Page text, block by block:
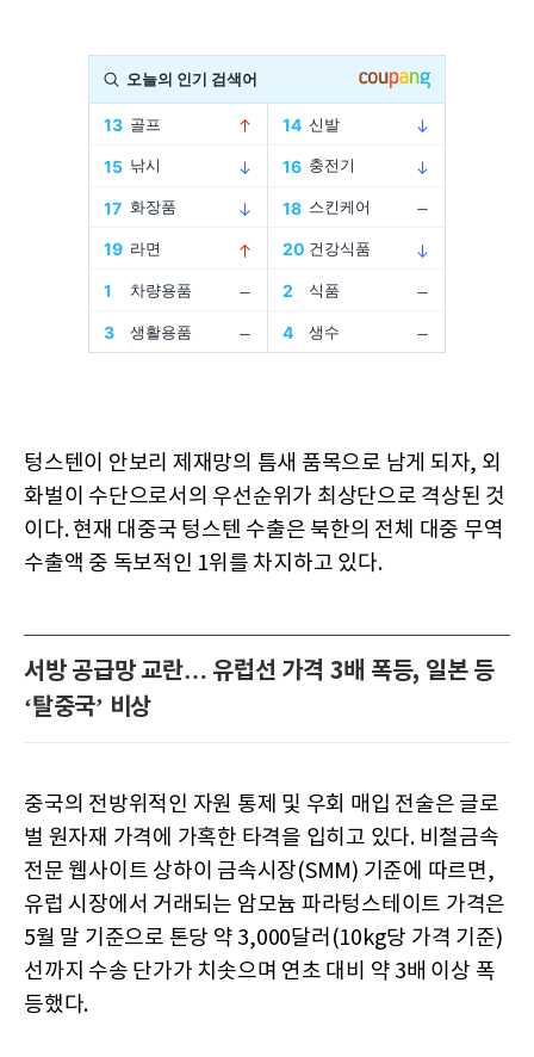
텅스텐이 안보리 제재망의 틈새 품목으로 남게 되자, 외
화벌이 수단으로서의 우선순위가 최상단으로 격상된 것
이다. 현재 대중국 텅스텐 수출은 북한의 전체 대중 무역
수출액 중 독보적인 1위를 차지하고 있다.
서방 공급망 교란… 유럽선 가격 3배 폭등, 일본 등
‘탈중국’ 비상
중국의 전방위적인 자원 통제 및 우회 매입 전술은 글로
벌 원자재 가격에 가혹한 타격을 입히고 있다. 비철금속
전문 웹사이트 상하이 금속시장(SMM) 기준에 따르면,
유럽 시장에서 거래되는 암모늄 파라텅스테이트 가격은
5월 말 기준으로 톤당 약 3,000달러(10kg당 가격 기준)
선까지 수송 단가가 치솟으며 연초 대비 약 3배 이상 폭
등했다.